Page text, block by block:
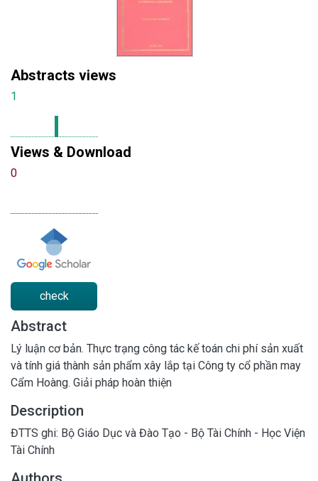
Abstracts views
1
Views & Download
0
check
Abstract
Lý luận cơ bản. Thực trạng công tác kế toán chi phí sản xuất
và tính giá thành sản phẩm xây lắp tại Công ty cổ phần may
Cẩm Hoàng. Giải pháp hoàn thiện
Description
ĐTTS ghi: Bộ Giáo Dục và Đào Tạo - Bộ Tài Chính - Học Viện
Tài Chính